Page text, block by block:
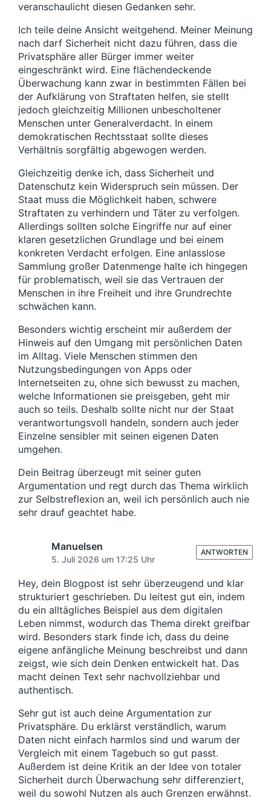
veranschaulicht diesen Gedanken sehr.
Ich teile deine Ansicht weitgehend. Meiner Meinung
nach darf Sicherheit nicht dazu führen, dass die
Privatsphäre aller Bürger immer weiter
eingeschränkt wird. Eine flächendeckende
Überwachung kann zwar in bestimmten Fällen bei
der Aufklärung von Straftaten helfen, sie stellt
jedoch gleichzeitig Millionen unbescholtener
Menschen unter Generalverdacht. In einem
demokratischen Rechtsstaat sollte dieses
Verhältnis sorgfältig abgewogen werden.
Gleichzeitig denke ich, dass Sicherheit und
Datenschutz kein Widerspruch sein müssen. Der
Staat muss die Möglichkeit haben, schwere
Straftaten zu verhindern und Täter zu verfolgen.
Allerdings sollten solche Eingriffe nur auf einer
klaren gesetzlichen Grundlage und bei einem
konkreten Verdacht erfolgen. Eine anlasslose
Sammlung großer Datenmenge halte ich hingegen
für problematisch, weil sie das Vertrauen der
Menschen in ihre Freiheit und ihre Grundrechte
schwächen kann.
Besonders wichtig erscheint mir außerdem der
Hinweis auf den Umgang mit persönlichen Daten
im Alltag. Viele Menschen stimmen den
Nutzungsbedingungen von Apps oder
Internetseiten zu, ohne sich bewusst zu machen,
welche Informationen sie preisgeben, geht mir
auch so teils. Deshalb sollte nicht nur der Staat
verantwortungsvoll handeln, sondern auch jeder
Einzelne sensibler mit seinen eigenen Daten
umgehen.
Dein Beitrag überzeugt mit seiner guten
Argumentation und regt durch das Thema wirklich
zur Selbstreflexion an, weil ich persönlich auch nie
sehr drauf geachtet habe.
Manuelsen
5. Juli 2026 um 17:25 Uhr
Hey, dein Blogpost ist sehr überzeugend und klar
strukturiert geschrieben. Du leitest gut ein, indem
du ein alltägliches Beispiel aus dem digitalen
Leben nimmst, wodurch das Thema direkt greifbar
wird. Besonders stark finde ich, dass du deine
eigene anfängliche Meinung beschreibst und dann
zeigst, wie sich dein Denken entwickelt hat. Das
macht deinen Text sehr nachvollziehbar und
authentisch.
Sehr gut ist auch deine Argumentation zur
Privatsphäre. Du erklärst verständlich, warum
Daten nicht einfach harmlos sind und warum der
Vergleich mit einem Tagebuch so gut passt.
Außerdem ist deine Kritik an der Idee von totaler
Sicherheit durch Überwachung sehr differenziert,
weil du sowohl Nutzen als auch Grenzen erwähnst.
ANTWORTEN